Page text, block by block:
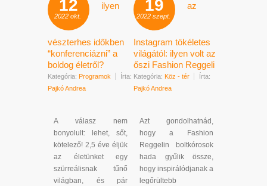
12
2022 okt.
ilyen
vészterhes időkben
“konferenciázni” a
boldog életről?
Kategória: Programok
Írta:
Pajkó Andrea
A válasz nem
bonyolult: lehet, sőt,
kötelező! 2,5 éve éljük
az életünket egy
szürreálisnak tűnő
világban, és pár
19
2022 szept.
az
Instagram tökéletes
világától: ilyen volt az
őszi Fashion Reggeli
Kategória: Köz - tér
Írta:
Pajkó Andrea
Azt gondolhatnád,
hogy a Fashion
Reggelin boltkórosok
hada gyűlik össze,
hogy inspirálódjanak a
legőrültebb